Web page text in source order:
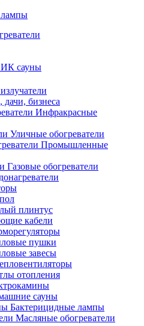
ИК сауны
дачи, бизнеса
Инфракрасные
Уличные обогреватели
Промышленные
Газовые обогреватели
плинтус
кабели
пушки
завесы
отопления
сауны
Бактерицидные лампы
Масляные обогреватели